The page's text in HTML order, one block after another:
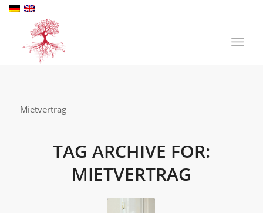
Mietvertrag
TAG ARCHIVE FOR:
MIETVERTRAG